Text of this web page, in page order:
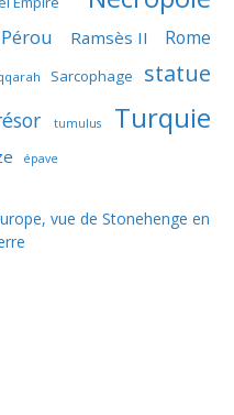
Pérou Ramsès II Rome
Sarcophage statue
tumulus Turquie
épave